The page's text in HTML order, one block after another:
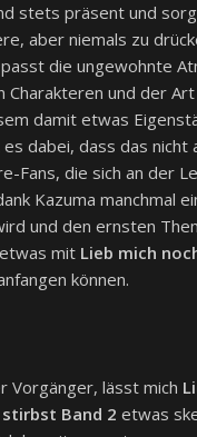
stets präsent und
aber niemals zu
die ungewohnte
Charakteren und der
damit etwas
dabei, dass das nicht
Fans, die sich an der
Kazuma manchmal
und den ernsten
mit Lieb mich
können.
Vorgänger, lässt mich
Band 2 etwas